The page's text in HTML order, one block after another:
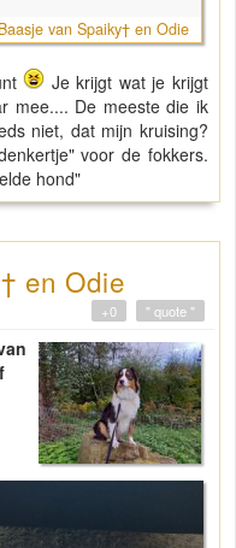
Baasje van Spaiky† en Odie
Je krijgt wat je krijgt
mee.... De meeste die ik
niet, dat mijn kruising?
voor de fokkers.
hond"
en Odie
" quote "
+0